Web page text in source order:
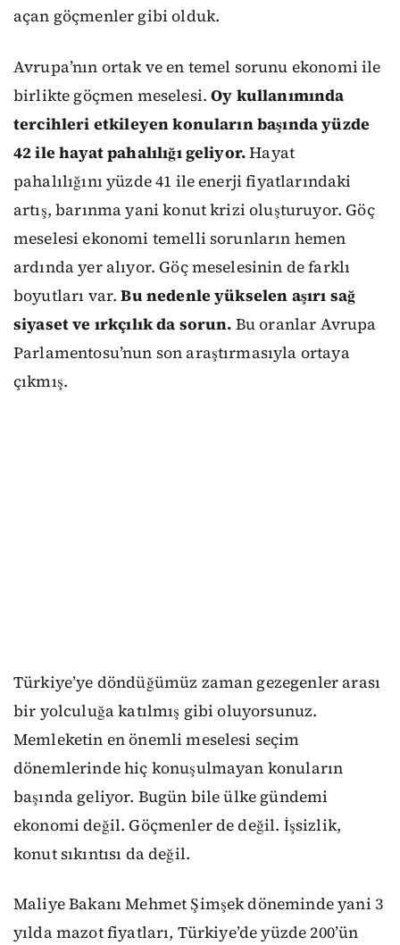
açan göçmenler gibi olduk.
Avrupa’nın ortak ve en temel sorunu ekonomi ile
birlikte göçmen meselesi.Oy kullanımında
tercihleri etkileyen konuların başında yüzde
42 ile hayat pahalılığı geliyor.Hayat
pahalılığını yüzde 41 ile enerji fiyatlarındaki
artış, barınma yani konut krizi oluşturuyor. Göç
meselesi ekonomi temelli sorunların hemen
ardında yer alıyor. Göç meselesinin de farklı
boyutları var.Bu nedenle yükselen aşırı sağ
siyaset ve ırkçılık da sorun. Bu oranlar Avrupa
Parlamentosu’nun son araştırmasıyla ortaya
çıkmış.
Türkiye’ye döndüğümüz zaman gezegenler arası
bir yolculuğa katılmış gibi oluyorsunuz.
Memleketin en önemli meselesi seçim
dönemlerinde hiç konuşulmayan konuların
başında geliyor. Bugün bile ülke gündemi
ekonomi değil. Göçmenler de değil. İşsizlik,
konut sıkıntısı da değil.
Maliye Bakanı Mehmet Şimşek döneminde yani 3
yılda mazot fiyatları, Türkiye’de yüzde 200’ün